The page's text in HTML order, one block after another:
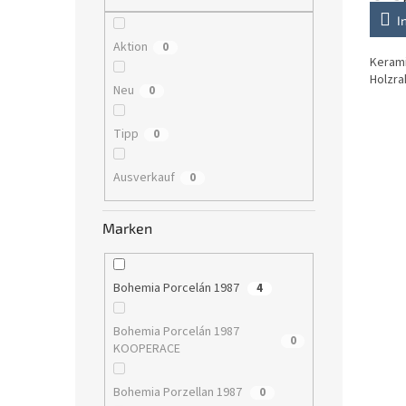
Aktion 0
Neu 0
Tipp 0
Ausverkauf 0
Marken
Bohemia Porcelán 1987 4
Bohemia Porcelán 1987
KOOPERACE
0
Bohemia Porzellan 1987 0